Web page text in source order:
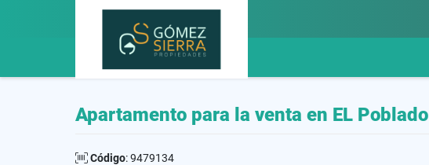
Apartamento para la venta en EL Poblado
Código: 9479134